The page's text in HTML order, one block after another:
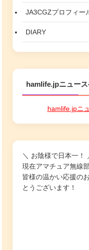
JA3CGZプロフィー
DIARY
hamlife.jpニュー
hamlife.jpニ
＼ お陰様で日本一！
現在アマチュア無線
皆様の温かい応援の
とうございます！